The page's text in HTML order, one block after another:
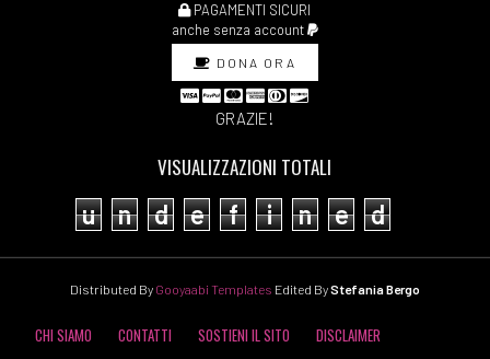
PAGAMENTI SICURI
anche senza account
DONA ORA
GRAZIE!
VISUALIZZAZIONI TOTALI
u n d e f i n e d
Distributed By Gooyaabi Templates Edited ByStefania Bergo
CHI SIAMO CONTATTI SOSTIENI IL SITO DISCLAIMER